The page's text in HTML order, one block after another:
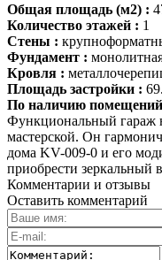
Общая площадь (м2) :
Количество этажей : 1
Стены :
Фундамент :
Кровля :
Площадь застройки :
По наличию
Функциональный гараж
мастерской. Он
дома KV-009-0 и его
приобрести зеркальный
Комментарии и отзывы
Оставить комментарий